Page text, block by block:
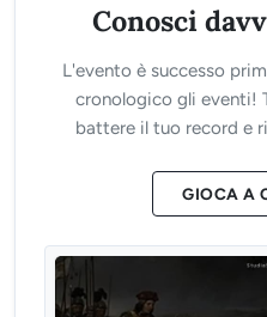
Conosci
L'evento è successo
cronologico gli eventi!
battere il tuo record e
GIOCA A